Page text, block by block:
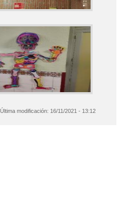
Última modificación: 16/11/2021 - 13:12